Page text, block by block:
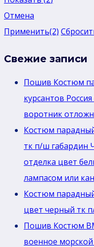
Отмена
Применить(2)
Свежие записи
Пошив Костюм
курсантов
воротник
Костюм
тк п/ш габардин
отделка цвет
лaмпасом или
Костюм
цвет черный тк
Пошив Костюм
военное